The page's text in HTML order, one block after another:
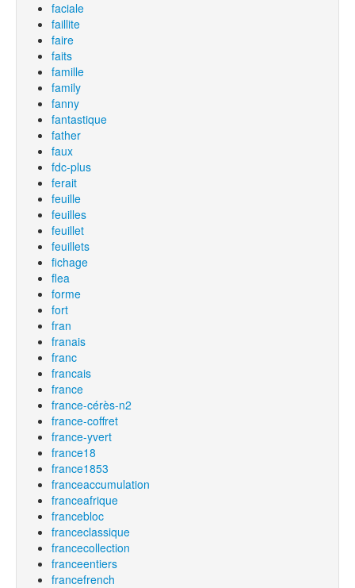
faciale
faillite
faire
faits
famille
family
fanny
fantastique
father
faux
fdc-plus
ferait
feuille
feuilles
feuillet
feuillets
fichage
flea
forme
fort
fran
franais
franc
francais
france
france-cérès-n2
france-coffret
france-yvert
france18
france1853
franceaccumulation
franceafrique
francebloc
franceclassique
francecollection
franceentiers
francefrench